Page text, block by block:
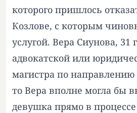
которого пришлось
Козлове, с которым
услугой. Вера Сиунова,
адвокатской или
магистра по направлению
то Вера вполне могла бы
девушка прямо в процессе